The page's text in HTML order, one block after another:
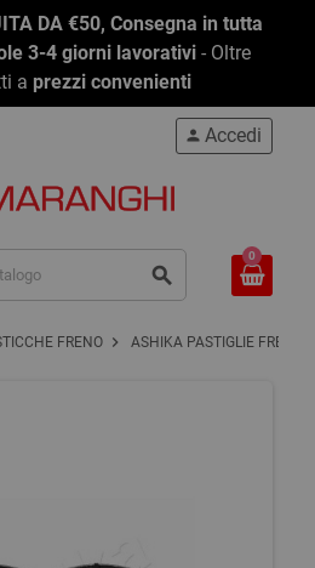
DA €50, Consegna in tutta
3-4 giorni lavorativi - Oltre
a prezzi convenienti
search
person Accedi
0
FRENO chevron_right ASHIKA PASTIGLIE FRENO